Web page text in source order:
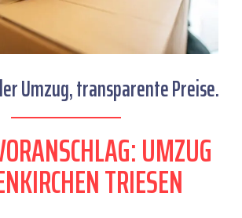
Umzug, transparente Preise.
UMZUG
TRIESEN